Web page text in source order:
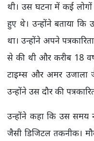
थी। उस घटना में कई
हुए थे। उन्होंने बताया कि
था। उन्होंने अपने
से की थी और करीब 18
टाइम्स और अमर उजाला
उन्होंने उस दौर की
उन्होंने कहा कि उस
जैसी डिजिटल तकनीक।